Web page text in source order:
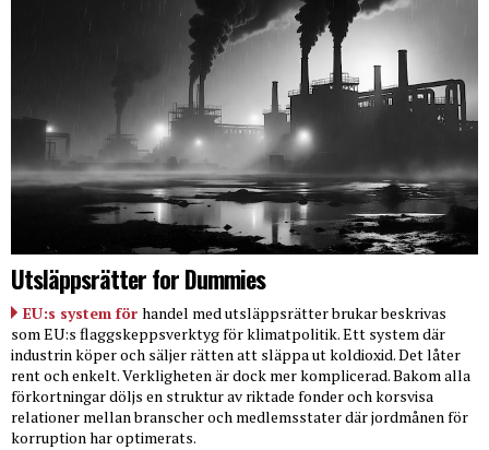
Utsläppsrätter for Dummies
EU:s system för handel med utsläppsrätter brukar beskrivas
som EU:s flaggskeppsverktyg för klimatpolitik. Ett system där
industrin köper och säljer rätten att släppa ut koldioxid. Det låter
rent och enkelt. Verkligheten är dock mer komplicerad. Bakom alla
förkortningar döljs en struktur av riktade fonder och korsvisa
relationer mellan branscher och medlemsstater där jordmånen för
korruption har optimerats.